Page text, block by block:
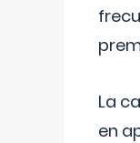
La
en